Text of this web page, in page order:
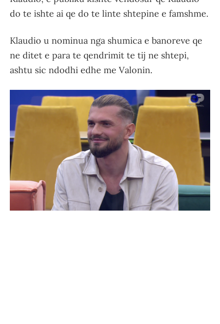
do te ishte ai qe do te linte shtepine e famshme.
Klaudio u nominua nga shumica e banoreve qe
ne ditet e para te qendrimit te tij ne shtepi,
ashtu sic ndodhi edhe me Valonin.